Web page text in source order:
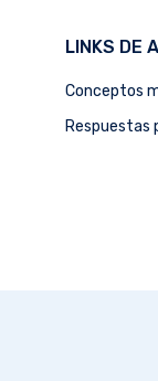
LINKS DE
Conceptos
Respuestas